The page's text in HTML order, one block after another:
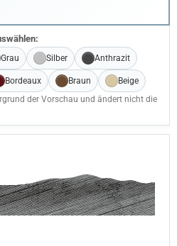
Grau Silber Anthrazit
Bordeaux Braun
Beige
der Vorschau und ändert nicht die